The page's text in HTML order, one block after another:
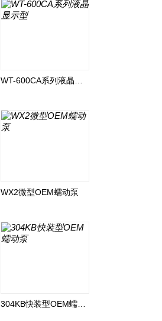
WX2微型OEM蠕动泵
304KB快装型OEM蠕动泵